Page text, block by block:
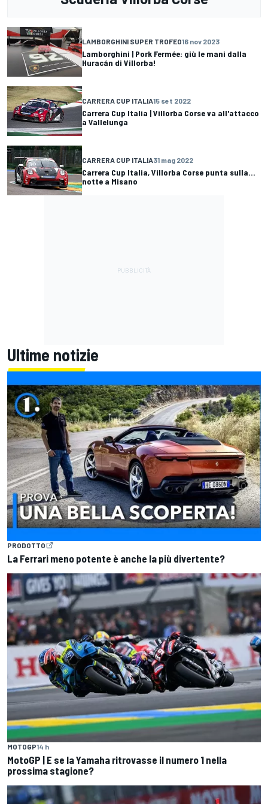
LAMBORGHINI SUPER TROFEO16 nov 2023
Lamborghini | Pork Fermée: giù le mani dalla
Huracán di Villorba!
CARRERA CUP ITALIA15 set 2022
Carrera Cup Italia | Villorba Corse va all'attacco
a Vallelunga
CARRERA CUP ITALIA31 mag 2022
Carrera Cup Italia, Villorba Corse punta sulla...
notte a Misano
Ultime notizie
PRODOTTO
La Ferrari meno potente è anche la più divertente?
MOTOGP14 h
MotoGP | E se la Yamaha ritrovasse il numero 1 nella
prossima stagione?